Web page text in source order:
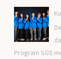
Program SGS